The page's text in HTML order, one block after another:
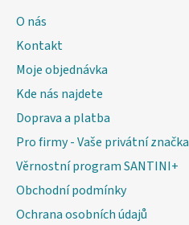
O nás
Kontakt
Moje objednávka
Kde nás najdete
Doprava a platba
Pro firmy - Vaše privátní značka
Věrnostní program SANTINI+
Obchodní podmínky
Ochrana osobních údajů